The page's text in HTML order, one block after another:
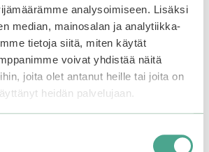
analysoimiseen. Lisäksi
median, mainosalan ja analytiikka-
tietoja siitä, miten käytät
voivat yhdistää näitä
joita olet antanut heille tai joita on
heidän palvelujaan.
–25%